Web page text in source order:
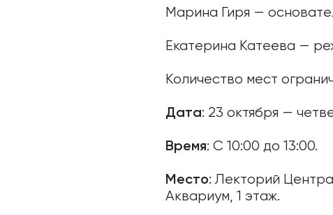
Марина Гиря —
Екатерина Катеева —
Количество мест
Дата: 23 октября —
Время: С 10:00 до 13:00.
Место: Лекторий
Аквариум, 1 этаж.